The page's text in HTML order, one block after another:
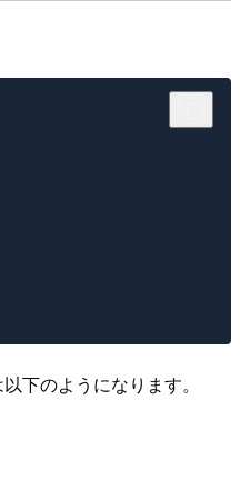
下のようになります。